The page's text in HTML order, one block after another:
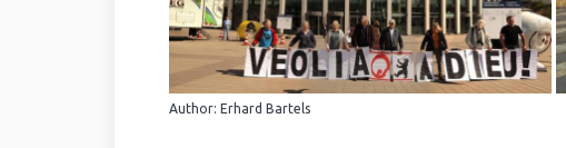
Author: Erhard Bartels